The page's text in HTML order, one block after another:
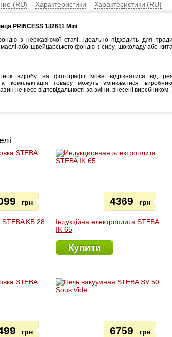
(RU) Характеристики Характеристики (RU)
PRINCESS 182611 Mini
з нержавіючої сталі, ідеально підходить для
або швейцарського фондю з сиру, шоколаду або
виробу на фотографії може відрізнятися від
комплектація товару можуть змінюватися
не несе відповідальності за зміни, внесені виробником.
STEBA KB 28
грн
Індукційна електроплита STEBA
IK 65
4369 грн
Купити
грн 6759 грн